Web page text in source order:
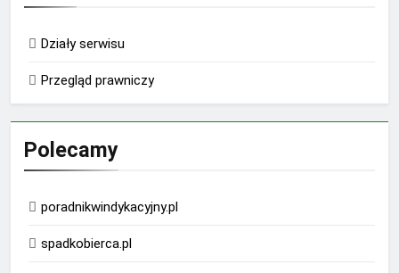
Działy serwisu
Przegląd prawniczy
Polecamy
poradnikwindykacyjny.pl
spadkobierca.pl